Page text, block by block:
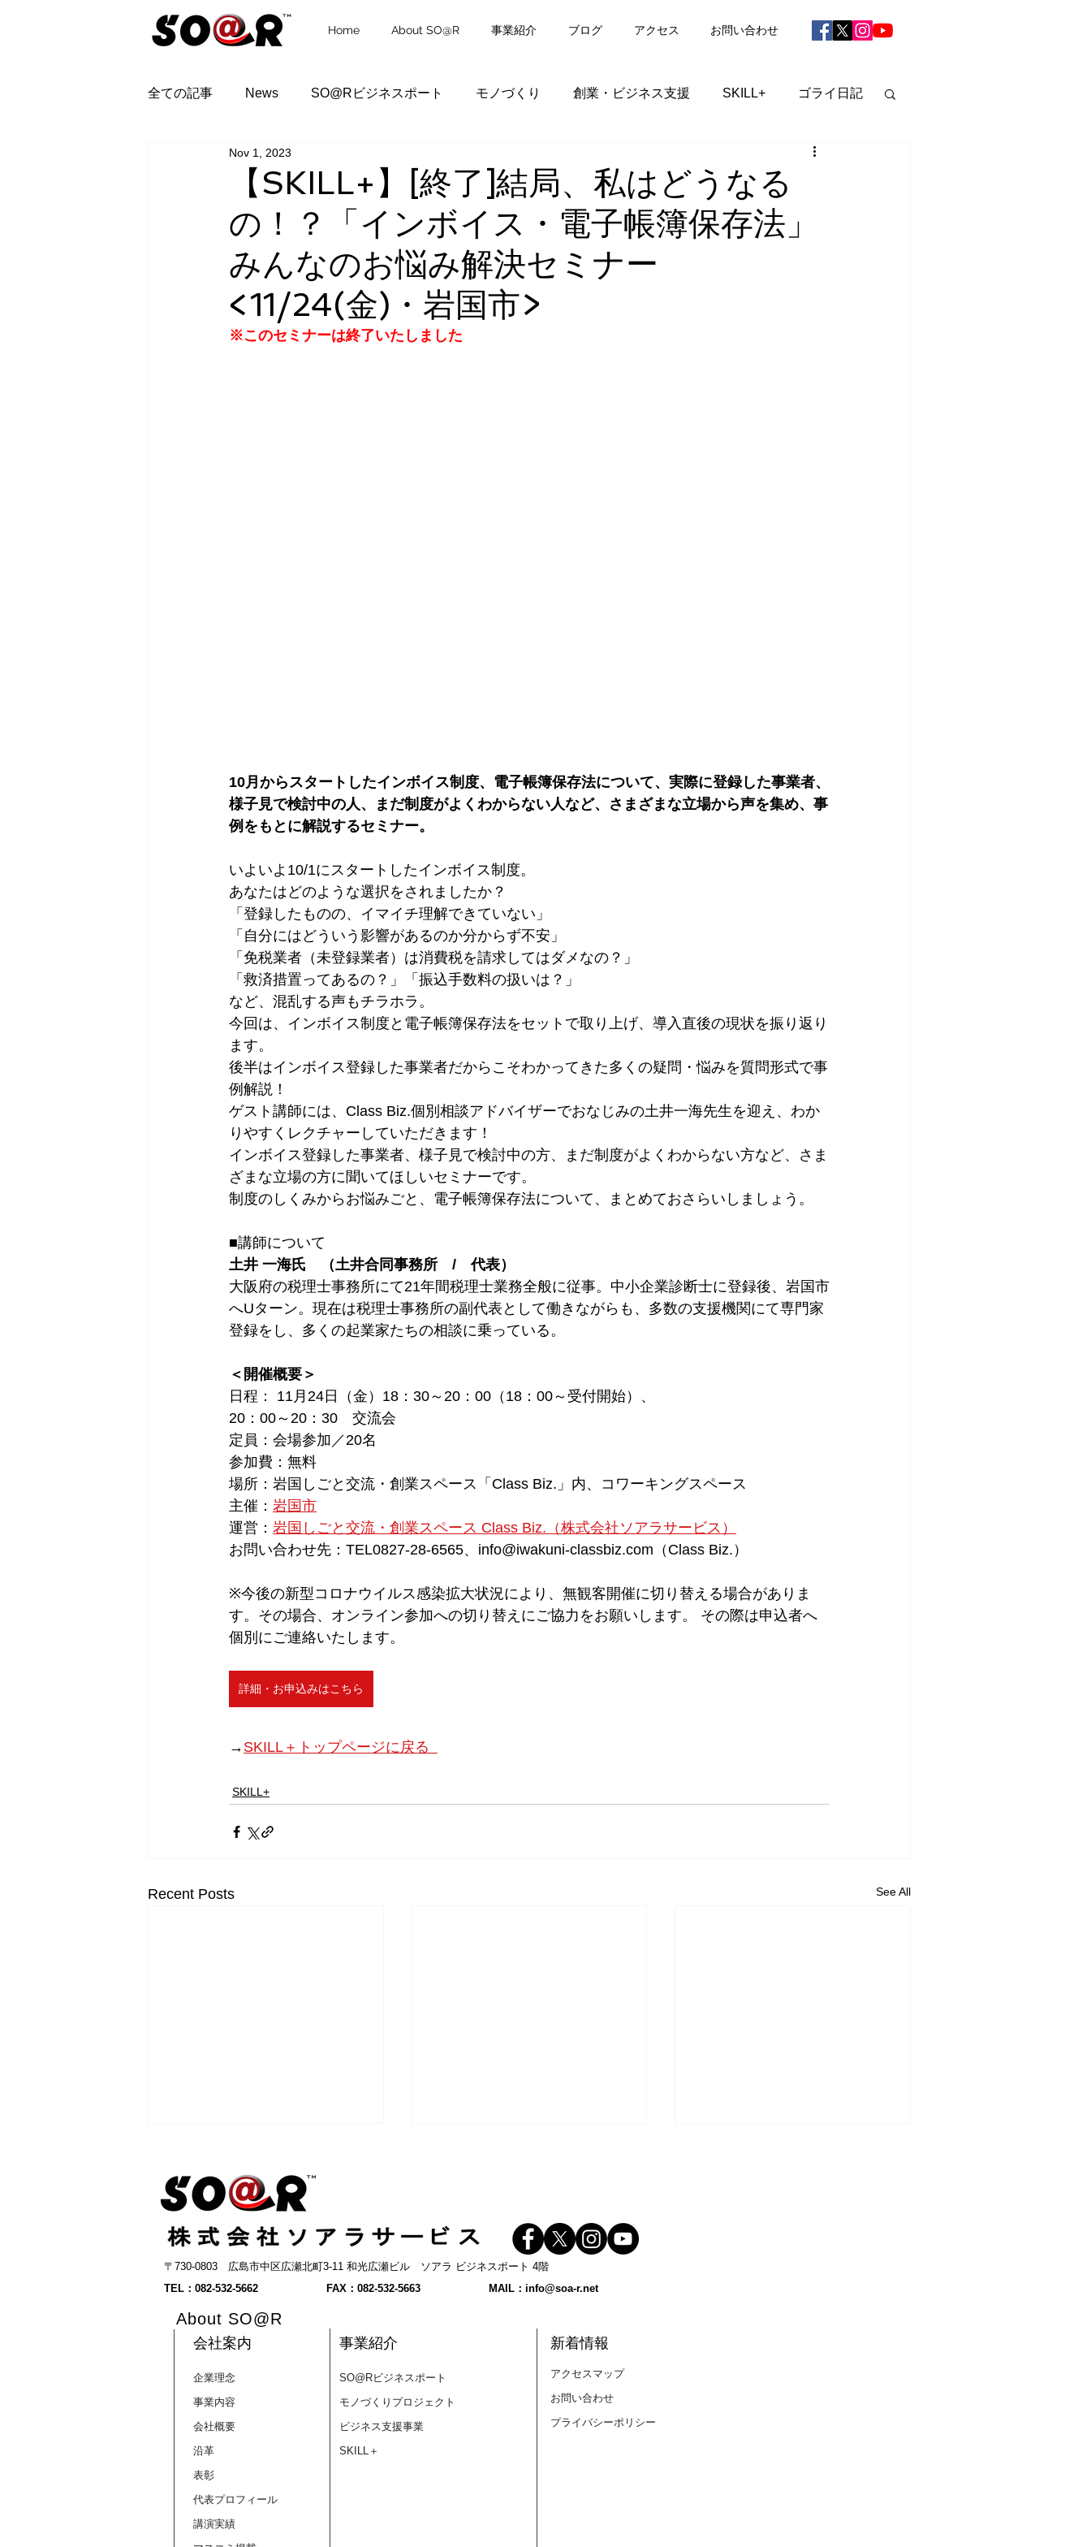
Home About SO@R 事業紹介 ブログ アクセス お問い合わせ
全ての記事 News SO@Rビジネスポート モノづくり 創業・ビジネス支援 SKILL+ ゴライ日記
【SKILL+】[終了]結局、私はどうなる
の！？「インボイス・電子帳簿保存法」
みんなのお悩み解決セミナー
<11/24(金)・岩国市>
Nov 1, 2023
※このセミナーは終了いたしました
10月からスタートしたインボイス制度、電子帳簿保存法について、実際に登録した事業者、
様子見で検討中の人、まだ制度がよくわからない人など、さまざまな立場から声を集め、事
例をもとに解説するセミナー。
いよいよ10/1にスタートしたインボイス制度。
あなたはどのような選択をされましたか？
「登録したものの、イマイチ理解できていない」
「自分にはどういう影響があるのか分からず不安」
「免税業者（未登録業者）は消費税を請求してはダメなの？」
「救済措置ってあるの？」「振込手数料の扱いは？」
など、混乱する声もチラホラ。
今回は、インボイス制度と電子帳簿保存法をセットで取り上げ、導入直後の現状を振り返り
ます。
後半はインボイス登録した事業者だからこそわかってきた多くの疑問・悩みを質問形式で事
例解説！
ゲスト講師には、Class Biz.個別相談アドバイザーでおなじみの土井一海先生を迎え、わか
りやすくレクチャーしていただきます！
インボイス登録した事業者、様子見で検討中の方、まだ制度がよくわからない方など、さま
ざまな立場の方に聞いてほしいセミナーです。
制度のしくみからお悩みごと、電子帳簿保存法について、まとめておさらいしましょう。
■講師について
土井 一海氏　（土井合同事務所　/　代表）
大阪府の税理士事務所にて21年間税理士業務全般に従事。中小企業診断士に登録後、岩国市
へUターン。現在は税理士事務所の副代表として働きながらも、多数の支援機関にて専門家
登録をし、多くの起業家たちの相談に乗っている。
＜開催概要＞
日程： 11月24日（金）18：30～20：00（18：00～受付開始）、
20：00～20：30　交流会
定員：会場参加／20名
参加費：無料
場所：岩国しごと交流・創業スペース「Class Biz.」内、コワーキングスペース
主催： 岩国市
運営： 岩国しごと交流・創業スペース Class Biz. （株式会社ソアラサービス）
お問い合わせ先：TEL0827-28-6565、info@iwakuni-classbiz.com（Class Biz.）
※今後の新型コロナウイルス感染拡大状況により、無観客開催に切り替える場合がありま
す。その場合、オンライン参加への切り替えにご協力をお願いします。 その際は申込者へ
個別にご連絡いたします。
詳細・お申込みはこちら
→ SKILL＋トップページに戻る
SKILL+
Recent Posts See All
【SKILL+】【イベント】も
へ。「ミニJ300 in 広島」開
催！＜9月11日(金)＞
【SKILL+】創発的集積地ソ
2026.8.26(水)18:30～＞
〒730-0803 広島市中区広瀬北町3-11 和光広瀬ビル ソアラ ビジネスポート 4階
TEL：082-532-5662
FAX：082-532-5663 MAIL： info@soa-r.net
About SO@R
会社案内
企業理念
事業内容
会社概要
沿革
表彰
代表プロフィール
講演実績
事業紹介
SO@Rビジネスポート
モノづくりプロジェクト
ビジネス支援事業
SKILL＋
新着情報
アクセスマップ
お問い合わせ
プライバシーポリシー